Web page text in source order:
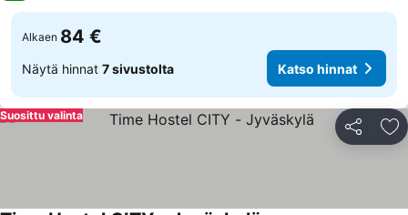
Alkaen 84 €
Näytä hinnat 7 sivustolta Katso hinnat
Jaa
Suosittu valinta